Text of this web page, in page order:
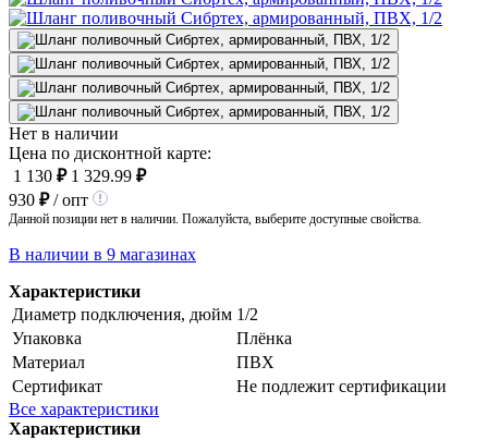
Нет в наличии
Цена по дисконтной карте:
1 130 ₽ 1 329.99 ₽
930 ₽/ опт
Данной позиции нет в наличии. Пожалуйста, выберите доступные свойства.
В наличии в 9 магазинах
Характеристики
Диаметр подключения, дюйм 1/2
Упаковка
Плёнка
Материал
ПВХ
Сертификат
Не подлежит сертификации
Все характеристики
Характеристики